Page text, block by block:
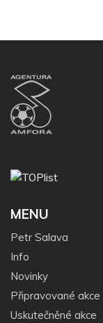
MENU
Petr Salava
Info
Novinky
Připravované akce
Uskutečněné akce